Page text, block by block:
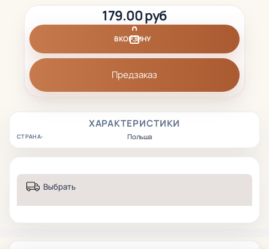
ХАРАКТЕРИСТИКИ
СТРАНА: Польша
179.00 руб
В КОРЗИНУ
Предзаказ
Выбрать